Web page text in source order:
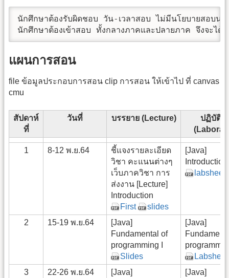
นักศึกษาต้องรับผิดชอบ วัน-เวลาสอบ ไม่มีนโยบายสอบน
นักศึกษาต้องเข้าสอบ ทั้งกลางภาคและปลายภาค จึงจะได้
แผนการสอน
file ข้อมูลประกอบการสอน clip การสอน ให้เข้าไป ที่ canvas
cmu
สัปดาห์
ที่
วันที่ บรรยาย (Lecture)
ปฏิบัติก
1 8-12 พ.ย.64
ชี้แจงรายละเอียด
วิชา คะแนนต่างๆ
เว็บภาควิชา การ
ส่งงาน [Lecture]
Introduction
First
slides
[Java]
Introduction
labsheet
2 15-19 พ.ย.64
[Java]
Fundamental of
programming I
Slides
[Java]
Labsheet
3
22-26 พ.ย.64
[Java]
[Java]